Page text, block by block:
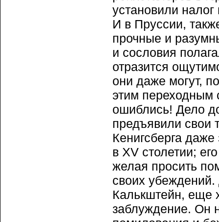
установили
И в Пруссии,
прочные и
и сословия
отразится
они даже могут,
этим переходным
ошиблись! Дело
предъявили свои
Кенигсберга
в XV столетии;
желая просить
своих убеждений.
Калькштейн, еще
заблуждение. Он